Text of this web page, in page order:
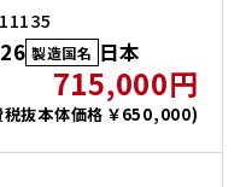
製造国名 日本
715,000円
税抜本体価格 ￥650,000)